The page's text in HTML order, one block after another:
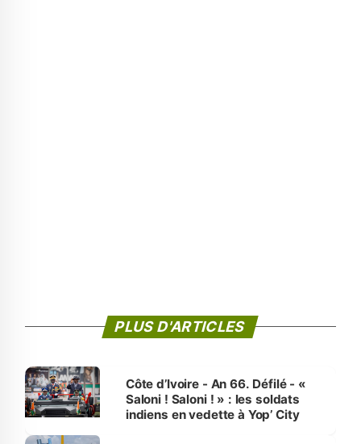
PLUS D'ARTICLES
Côte d’Ivoire - An 66. Défilé - «
Saloni ! Saloni ! » : les soldats
indiens en vedette à Yop’ City